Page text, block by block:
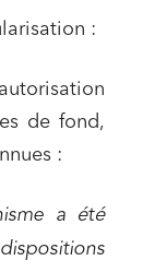
:
de fond,
:
a été